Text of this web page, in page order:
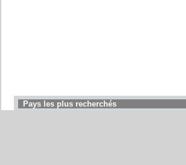
Pays les plus recherchés